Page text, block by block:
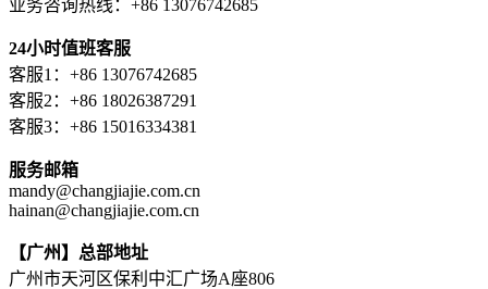
业务咨询热线：+86 13076742685
24小时值班客服
客服1：+86 13076742685
客服2：+86 18026387291
客服3：+86 15016334381
服务邮箱
mandy@changjiajie.com.cn
hainan@changjiajie.com.cn
【广州】总部地址
广州市天河区保利中汇广场A座806